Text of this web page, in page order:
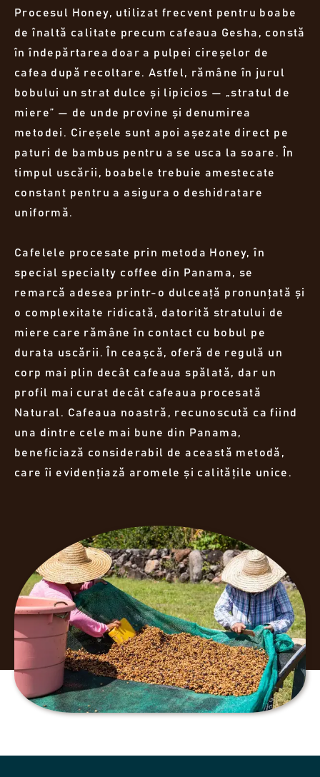
Procesul Honey, utilizat frecvent pentru boabe
de înaltă calitate precum cafeaua Gesha, constă
în îndepărtarea doar a pulpei cireșelor de
cafea după recoltare. Astfel, rămâne în jurul
bobului un strat dulce și lipicios — „stratul de
miere” — de unde provine și denumirea
metodei. Cireșele sunt apoi așezate direct pe
paturi de bambus pentru a se usca la soare. În
timpul uscării, boabele trebuie amestecate
constant pentru a asigura o deshidratare
uniformă.
Cafelele procesate prin metoda Honey, în
special specialty coffee din Panama, se
remarcă adesea printr-o dulceață pronunțată și
o complexitate ridicată, datorită stratului de
miere care rămâne în contact cu bobul pe
durata uscării. În ceașcă, oferă de regulă un
corp mai plin decât cafeaua spălată, dar un
profil mai curat decât cafeaua procesată
Natural. Cafeaua noastră, recunoscută ca fiind
una dintre cele mai bune din Panama,
beneficiază considerabil de această metodă,
care îi evidențiază aromele și calitățile unice.